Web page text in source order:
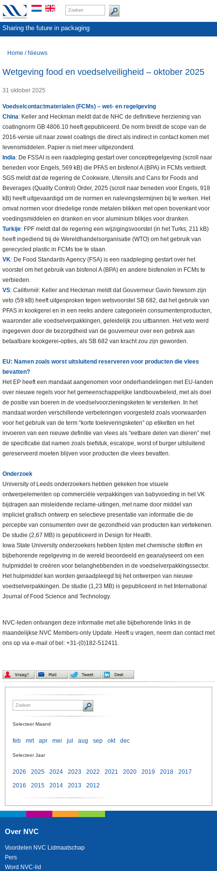
Sharing the future in packaging
Home / Nieuws
Wetgeving food en voedselveiligheid – oktober 2025
31 oktober 2025
Voedselcontactmaterialen (FCMs) – wet- en regelgeving
China: Keller and Heckman meldt dat de NHC de definitieve herziening van
coatingnorm GB 4806.10 heeft gepubliceerd. De norm breidt de scope van de
2016-versie uit naar zowel coatings die direct als indirect in contact komen met
levensmiddelen. Papier is niet meer uitgezonderd.
India: De FSSAI is een raadpleging gestart over conceptregelgeving (scroll naar
beneden voor Engels, 569 kB) die PFAS en bisfenol A (BPA) in FCMs verbiedt.
SGS meldt dat de regering de Cookware, Utensils and Cans for Foods and
Beverages (Quality Control) Order, 2025 (scroll naar beneden voor Engels, 918
kB) heeft uitgevaardigd om de normen en nalevingstermijnen bij te werken. Het
omvat normen voor driedelige ronde metalen blikken met open bovenkant voor
voedingsmiddelen en dranken en voor aluminium blikjes voor dranken.
Turkije: FPF meldt dat de regering een wijzigingsvoorstel (in het Turks, 211 kB)
heeft ingediend bij de Wereldhandelsorganisatie (WTO) om het gebruik van
gerecycled plastic in FCMs toe te staan.
VK: De Food Standards Agency (FSA) is een raadpleging gestart over het
voorstel om het gebruik van bisfenol A (BPA) en andere bisfenolen in FCMs te
verbieden.
VS: Californië: Keller and Heckman meldt dat Gouverneur Gavin Newsom zijn
veto (59 kB) heeft uitgesproken tegen wetsvoorstel SB 682, dat het gebruik van
PFAS in kookgerei en in een reeks andere categorieën consumentenproducten,
waaronder alle voedselverpakkingen, geleidelijk zou uitbannen. Het veto werd
ingegeven door de bezorgdheid van de gouverneur over een gebrek aan
betaalbare kookgerei-opties, als SB 682 van kracht zou zijn geworden.
EU: Namen zoals worst uitsluitend reserveren voor producten die vlees
bevatten?
Het EP heeft een mandaat aangenomen voor onderhandelingen met EU-landen
over nieuwe regels voor het gemeenschappelijke landbouwbeleid, met als doel
de positie van boeren in de voedselvoorzieningsketen te versterken. In het
mandaat worden verschillende verbeteringen voorgesteld zoals voorwaarden
voor het gebruik van de term “korte toeleveringsketen” op etiketten en het
invoeren van een nieuwe definitie van vlees als “eetbare delen van dieren” met
de specificatie dat namen zoals biefstuk, escalope, worst of burger uitsluitend
gereserveerd moeten blijven voor producten die vlees bevatten.
Onderzoek
University of Leeds onderzoekers hebben gekeken hoe visuele
ontwerpelementen op commerciële verpakkingen van babyvoeding in het VK
bijdragen aan misleidende reclame-uitingen, met name door middel van
impliciet grafisch ontwerp en selectieve presentatie van informatie die de
perceptie van consumenten over de gezondheid van producten kan vertekenen.
De studie (2,67 MB) is gepubliceerd in Design for Health.
Iowa State University onderzoekers hebben lijsten met chemische stoffen en
bijbehorende regelgeving in de wereld beoordeeld en geanalyseerd om een
hulpmiddel te creëren voor belanghebbenden in de voedselverpakkingssector.
Het hulpmiddel kan worden geraadpleegd bij het ontwerpen van nieuwe
voedselverpakkingen. De studie (1,23 MB) is gepubliceerd in het International
Journal of Food Science and Technology.
NVC-leden ontvangen deze informatie met alle bijbehorende links in de
maandelijkse NVC Members-only Update. Heeft u vragen, neem dan contact met
ons op via e-mail of bel: +31-(0)182-512411.
Selecteer Maand
feb mrt apr mei jul aug sep okt dec
Selecteer Jaar
2026 2025 2024 2023 2022 2021 2020 2019 2018
2017
2016
2015 2014 2013 2012
Over NVC
Voordelen NVC Lidmaatschap
Pers
Word NVC-lid